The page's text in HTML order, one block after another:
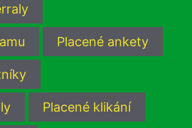
Placené ankety
Placené klikání